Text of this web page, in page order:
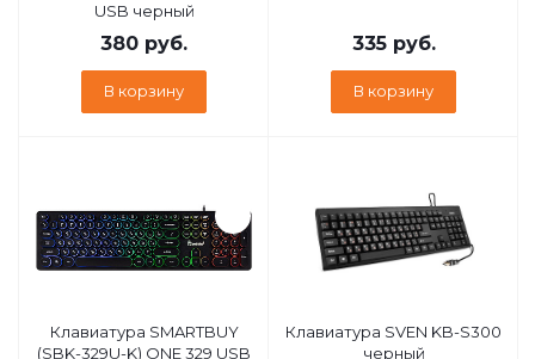
USB черный
380 руб.
В корзину
335руб.
В корзину
Клавиатура SMARTBUY
(SBK-329U-K) ONE 329 USB
Клавиатура SVEN KB-S300
черный